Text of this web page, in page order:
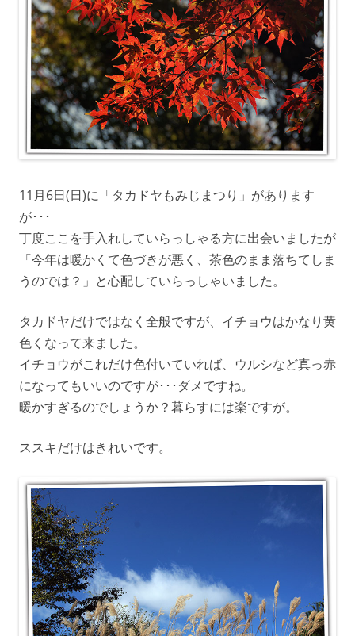
11月6日(日)に「タカドヤもみじまつり」があります
が･･･
丁度ここを手入れしていらっしゃる方に出会いましたが
「今年は暖かくて色づきが悪く、茶色のまま落ちてしま
うのでは？」と心配していらっしゃいました。
タカドヤだけではなく全般ですが、イチョウはかなり黄
色くなって来ました。
イチョウがこれだけ色付いていれば、ウルシなど真っ赤
になってもいいのですが･･･ダメですね。
暖かすぎるのでしょうか？暮らすには楽ですが。
ススキだけはきれいです。